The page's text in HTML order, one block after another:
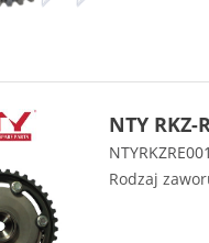
NTY RKZ-
NTYRKZRE001
Rodzaj